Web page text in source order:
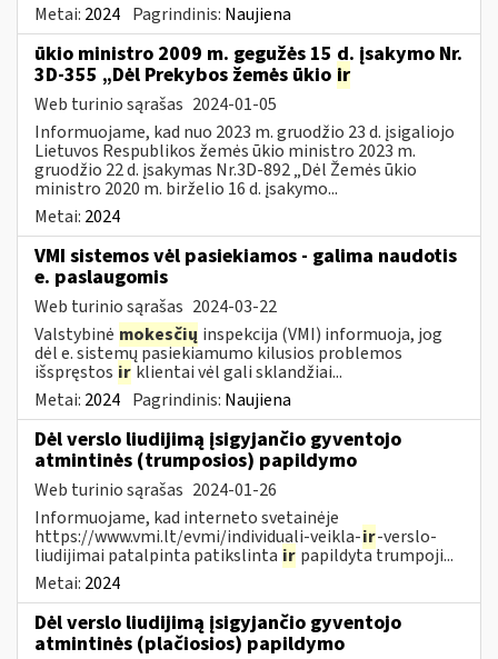
Metai: 2024 Pagrindinis: Naujiena
ūkio ministro 2009 m. gegužės 15 d. įsakymo Nr.
3D-355 „Dėl Prekybos žemės ūkio ir
Web turinio sąrašas 2024-01-05
Informuojame, kad nuo 2023 m. gruodžio 23 d. įsigaliojo
Lietuvos Respublikos žemės ūkio ministro 2023 m.
gruodžio 22 d. įsakymas Nr.3D-892 „Dėl Žemės ūkio
ministro 2020 m. birželio 16 d. įsakymo...
Metai: 2024
VMI sistemos vėl pasiekiamos - galima naudotis
e. paslaugomis
Web turinio sąrašas 2024-03-22
Valstybinė mokesčių inspekcija (VMI) informuoja, jog
dėl e. sistemų pasiekiamumo kilusios problemos
išspręstos ir klientai vėl gali sklandžiai...
Metai: 2024 Pagrindinis: Naujiena
Dėl verslo liudijimą įsigyjančio gyventojo
atmintinės (trumposios) papildymo
Web turinio sąrašas 2024-01-26
Informuojame, kad interneto svetainėje
https://www.vmi.lt/evmi/individuali-veikla-ir-verslo-
liudijimai patalpinta patikslinta ir papildyta trumpoji...
Metai: 2024
Dėl verslo liudijimą įsigyjančio gyventojo
atmintinės (plačiosios) papildymo